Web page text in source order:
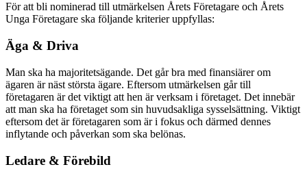
För att bli nominerad till utmärkelsen Årets Företagare och Årets
Unga Företagare ska följande kriterier uppfyllas:
Äga & Driva
Man ska ha majoritetsägande. Det går bra med finansiärer om
ägaren är näst största ägare. Eftersom utmärkelsen går till
företagaren är det viktigt att hen är verksam i företaget. Det innebär
att man ska ha företaget som sin huvudsakliga sysselsättning. Viktigt
eftersom det är företagaren som är i fokus och därmed dennes
inflytande och påverkan som ska belönas.
Ledare & Förebild